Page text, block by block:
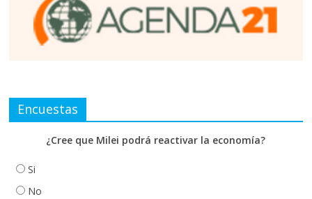
Encuestas
¿Cree que Milei podrá reactivar la economía?
Si
No